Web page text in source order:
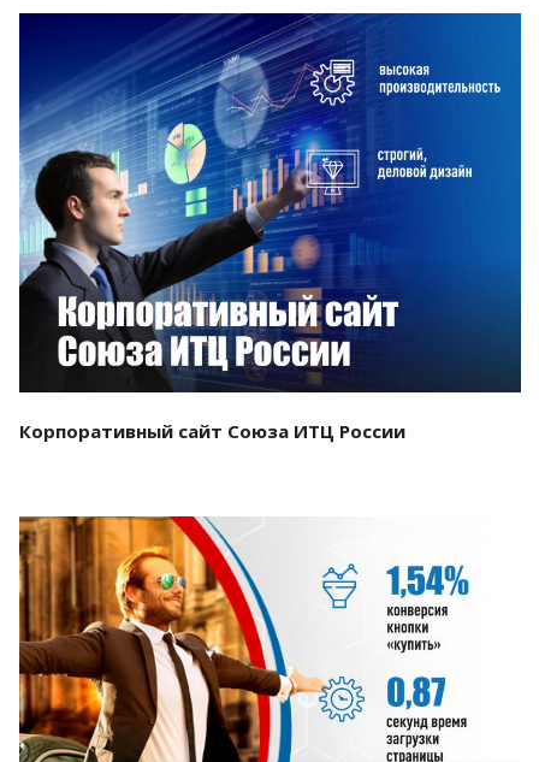
Смотреть проект
Корпоративный сайт Союза ИТЦ России
Смотреть проект